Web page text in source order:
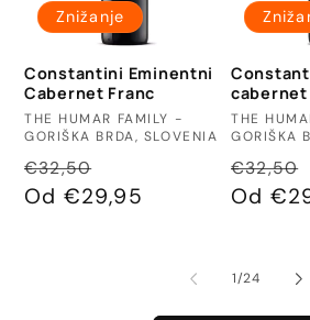
Znižanje
Constantini Eminentni
Cabernet Franc
Ponudnik:
THE HUMAR FAMILY -
GORIŠKA BRDA, SLOVENIA
Redna
cena
€32,50
cena
Od €29,95
THE
GORIŠKA
Redna
cena
€32,50
Od
1/od
24